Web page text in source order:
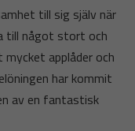
till sig själv när
till något stort och
applåder och
har kommit
av en fantastisk